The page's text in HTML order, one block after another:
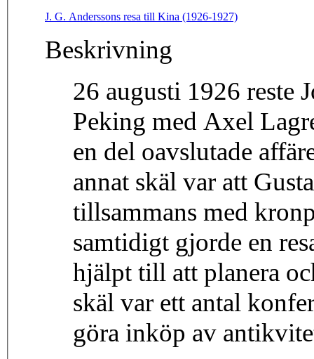
J. G. Anderssons resa till Kina (1926-1927)
Beskrivning
26 augusti 1926 reste
Peking med Axel
en del oavslutade
annat skäl var att
tillsammans med
samtidigt gjorde en
hjälpt till att planera
skäl var ett antal
göra inköp av